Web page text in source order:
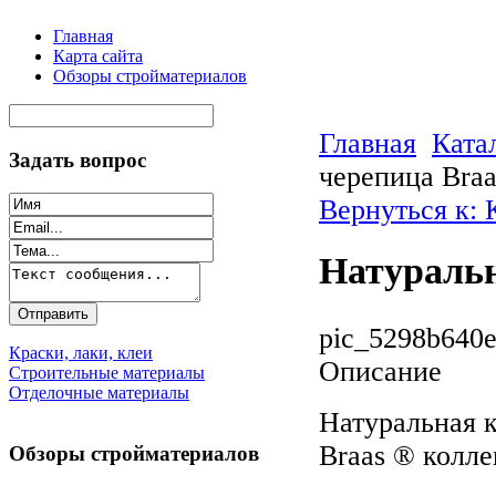
Главная
Карта сайта
Обзоры стройматериалов
Задать вопрос
Краски, лаки, клеи
Строительные материалы
Отделочные материалы
Обзоры стройматериалов
Главная
черепица
Вернуться к:
Описание
Натуральная
Braas ®